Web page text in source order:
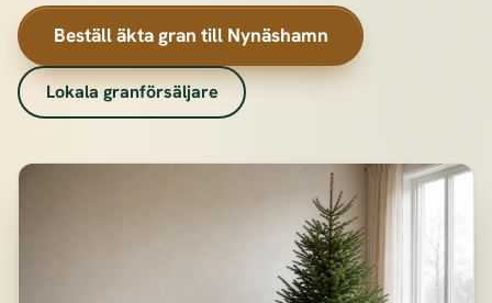
Beställ äkta gran till Nynäshamn
Lokala granförsäljare